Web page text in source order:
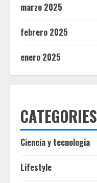
marzo 2025
febrero 2025
enero 2025
CATEGORIES
Ciencia y tecnologia
Lifestyle